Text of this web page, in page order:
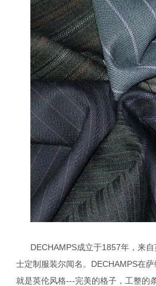
DECHAMPS成立于1857年，来
士定制服装尔闻名。DECHAMPS在
就是英伦风格---完美的格子，工整的